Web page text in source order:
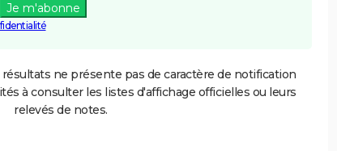
Je m'abonne
ne présente pas de caractère de notification
à consulter les listes d'affichage officielles ou leurs
relevés de notes.